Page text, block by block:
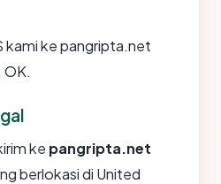
kami ke pangripta.net
OK.
ke pangripta.net
berlokasi di United